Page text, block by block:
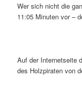
Wer sich nicht die
11:05 Minuten vor –
Auf der Internetseite
des Holzpiraten von